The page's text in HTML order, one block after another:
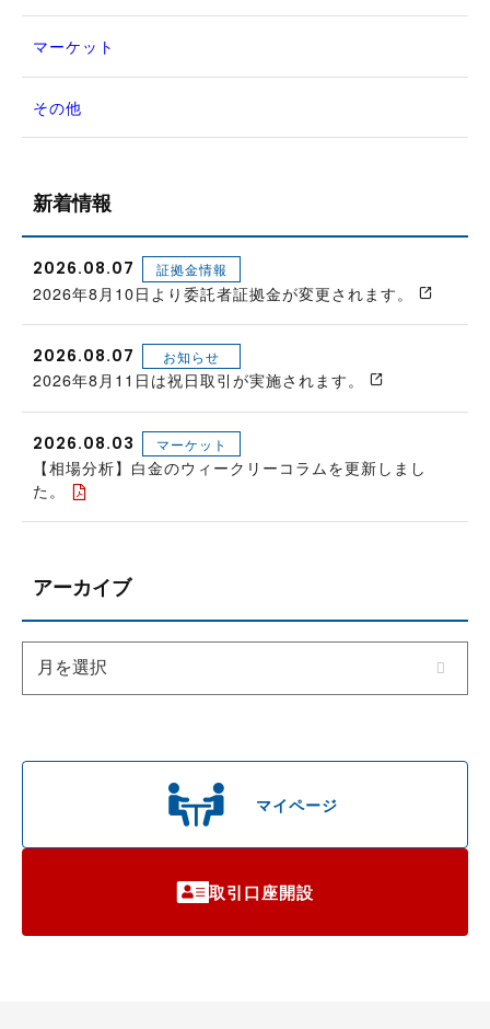
マイページ
取引口座開設
マーケット
その他
新着情報
2026.08.07 証拠金情報
2026年8月10日より委託者証拠金が変更されます。
2026.08.07 お知らせ
2026年8月11日は祝日取引が実施されます。
2026.08.03 マーケット
【相場分析】白金のウィークリーコラムを更新しまし
た。
アーカイブ